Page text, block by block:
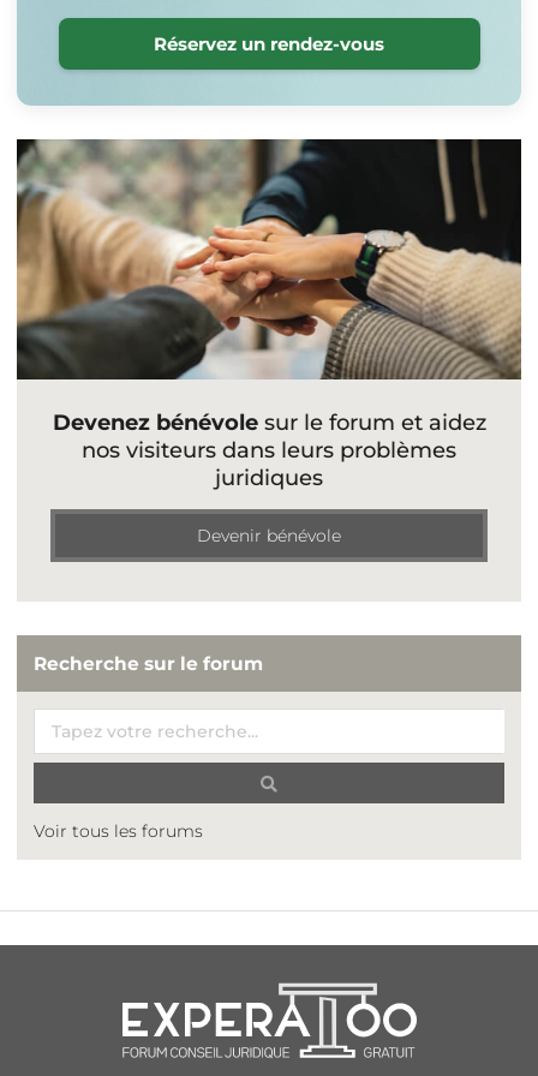
Réservez un rendez-vous
Devenez bénévolesur le forum et aidez
nos visiteurs dans leurs problèmes
juridiques
Devenir bénévole
Recherche sur le forum
Voir tous les forums